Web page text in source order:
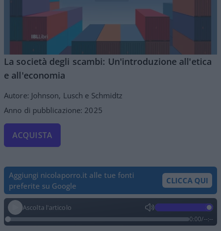
La società degli scambi: Un'introduzione all'etica
e all'economia
Autore: Johnson, Lusch e Schmidtz
Anno di pubblicazione: 2025
ACQUISTA
Aggiungi nicolaporro.it alle tue fonti
preferite su Google
CLICCA QUI
Ascolta l'articolo
0:00/--:--